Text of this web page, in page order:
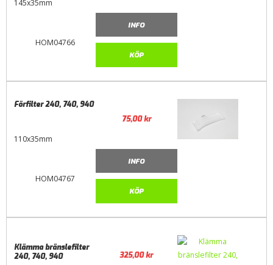
HOM04766
145x35mm
INFO
KÖP
HOM04767
Förfilter 240, 740, 940
110x35mm
75,00kr
INFO
KÖP
Klämma bränslefilter
240, 740, 940
325,00kr